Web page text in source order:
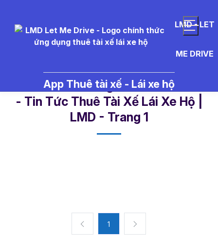
LMD - LET
ME DRIVE
App Thuê tài xế - Lái xe hộ
- Tin Tức Thuê Tài Xế Lái Xe Hộ |
LMD - Trang 1​
1